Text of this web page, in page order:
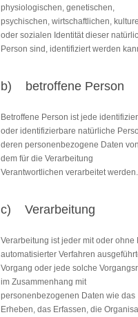
physiologischen, genetischen,
psychischen, wirtschaftlichen,
oder sozialen Identität dieser
Person sind, identifiziert werden
b) betroffene Person
Betroffene Person ist jede
oder identifizierbare natürliche
deren personenbezogene Daten von
dem für die Verarbeitung
Verantwortlichen verarbeitet werden.
c) Verarbeitung
Verarbeitung ist jeder mit oder ohne
automatisierter Verfahren
Vorgang oder jede solche
im Zusammenhang mit
personenbezogenen Daten wie das
Erheben, das Erfassen, die